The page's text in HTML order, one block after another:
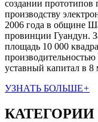
создании прототипов
производству
2006 года в общине
провинции Гуандун.
площадь 10 000
уставный капитал в
УЗНАТЬ БОЛЬШЕ+